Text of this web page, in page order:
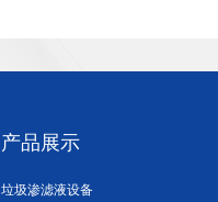
产品展示
垃圾渗滤液设备